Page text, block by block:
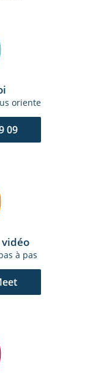
oriente
09
vidéo
à pas